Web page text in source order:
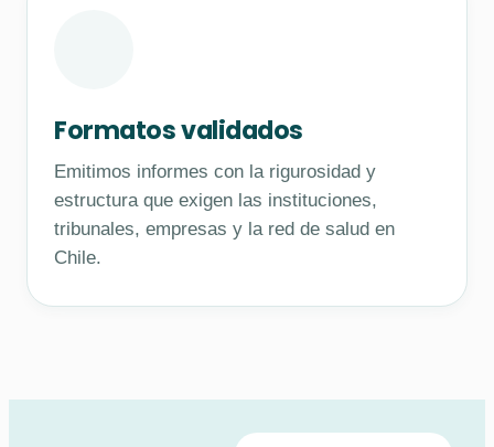
Formatos validados
Emitimos informes con la rigurosidad y
estructura que exigen las instituciones,
tribunales, empresas y la red de salud en
Chile.